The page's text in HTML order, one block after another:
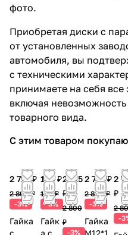
фото.
Приобретая диски с
от установленных
автомобиля, вы
с техническими
принимаете на себя
включая
товарного вида.
С этим товаром
2 715 ₽
2 800 ₽
-3%
Гайка
с
145 ₽
150 ₽
-3%
Гайк
а с
2 715
₽
2 800
₽
-3%
2 715 ₽
2 800 ₽
-3%
Гайка
М12*1.
2
₽
2
-